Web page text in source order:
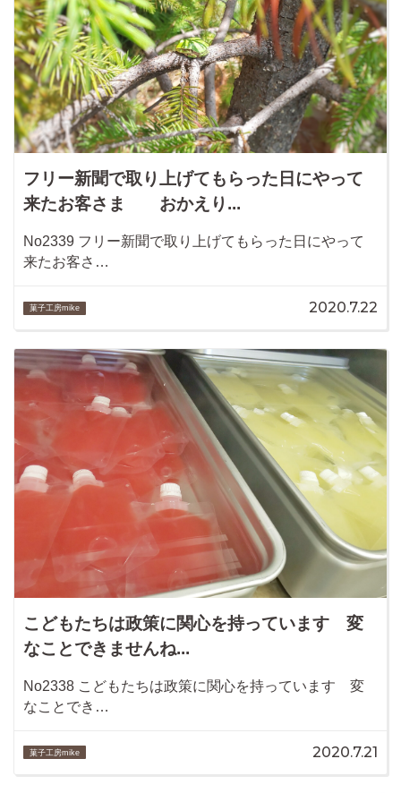
フリー新聞で取り上げてもらった日にやって
来たお客さま おかえり...
No2339 フリー新聞で取り上げてもらった日にやって
来たお客さ…
菓子工房mike 2020.7.22
こどもたちは政策に関心を持っています 変
なことできませんね...
No2338 こどもたちは政策に関心を持っています 変
なことでき…
菓子工房mike 2020.7.21